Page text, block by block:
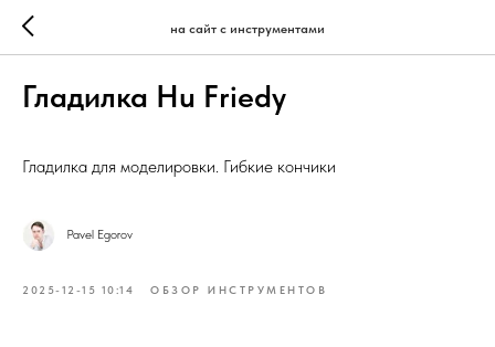
на сайт с инструментами
Гладилка Hu Friedy
Гладилка для моделировки. Гибкие кончики
Pavel Egorov
2025-12-15 10:14 ОБЗОР ИНСТРУМЕНТОВ